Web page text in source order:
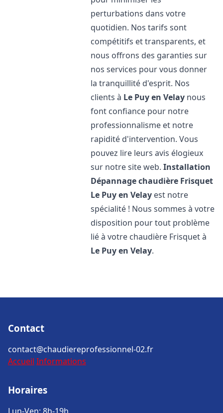
perturbations dans votre
quotidien. Nos tarifs sont
compétitifs et transparents, et
nous offrons des garanties sur
nos services pour vous donner
la tranquillité d'esprit. Nos
clients à Le Puy en Velay nous
font confiance pour notre
professionnalisme et notre
rapidité d'intervention. Vous
pouvez lire leurs avis élogieux
sur notre site web.Installation
Dépannage chaudière Frisquet
Le Puy en Velay est notre
spécialité ! Nous sommes à votre
disposition pour tout problème
lié à votre chaudière Frisquet à
Le Puy en Velay.
Contact
contact@chaudiereprofessionnel-02.fr
Accueil Informations
Horaires